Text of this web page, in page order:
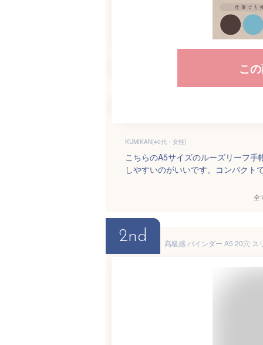
こ
KUMIKAN(40代・女性)
こちらのA5サイズのルーズリーフ
しやすいのがいいです。コンパクト
全
2nd